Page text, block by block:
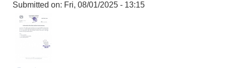
Submitted on: Fri, 08/01/2025 - 13:15